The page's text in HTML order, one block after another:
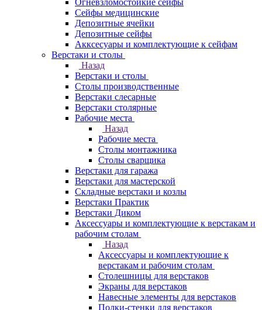
Огневзломостойкие сейфы
Сейфы медицинские
Депозитные ячейки
Депозитные сейфы
Акксесуары и комплектующие к сейфам
Верстаки и столы
Назад
Верстаки и столы
Столы производственные
Верстаки слесарные
Верстаки столярные
Рабочие места
Назад
Рабочие места
Столы монтажника
Столы сварщика
Верстаки для гаража
Верстаки для мастерской
Складные верстаки и козлы
Верстаки Практик
Верстаки Диком
Аксессуары и комплектующие к верстакам и
рабочим столам
Назад
Аксессуары и комплектующие к
верстакам и рабочим столам
Столешницы для верстаков
Экраны для верстаков
Навесные элементы для верстаков
Полки-стенки для верстаков